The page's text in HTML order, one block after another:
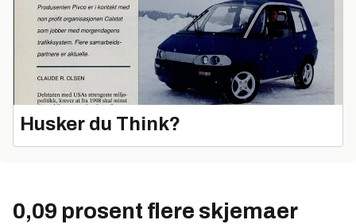
Husker du Think?
0,09 prosent flere skjemaer